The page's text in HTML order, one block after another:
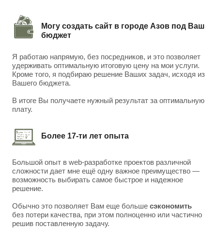
Могу создать сайт в городе Азов под Ваш
бюджет
Я работаю напрямую, без посредников, и это позволяет
удерживать оптимальную итоговую цену на мои услуги.
Кроме того, я подбираю решение Ваших задач, исходя из
Вашего бюджета.
В итоге Вы получаете нужный результат за оптимальную
плату.
Более 17-ти лет опыта
Большой опыт в web-разработке проектов различной
сложности дает мне ещё одну важное преимущество —
возможность выбирать самое быстрое и надежное
решение.
Обычно это позволяет Вам еще больше сэкономить
без потери качества, при этом полноценно или частично
решив поставленную задачу.